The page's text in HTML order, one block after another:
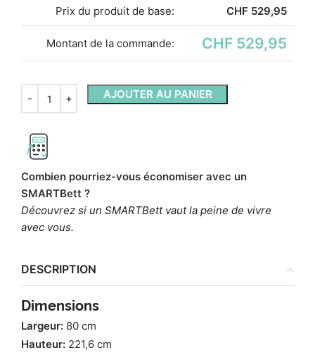
Prix ​​du produit de base: CHF 529,95
Montant de la commande: CHF 529,95
AJOUTER AU PANIER
Combien pourriez-vous économiser avec un
SMARTBett ?
Découvrez si un SMARTBett vaut la peine de vivre
avec vous.
DESCRIPTION
Dimensions
Largeur: 80 cm
Hauteur: 221,6 cm